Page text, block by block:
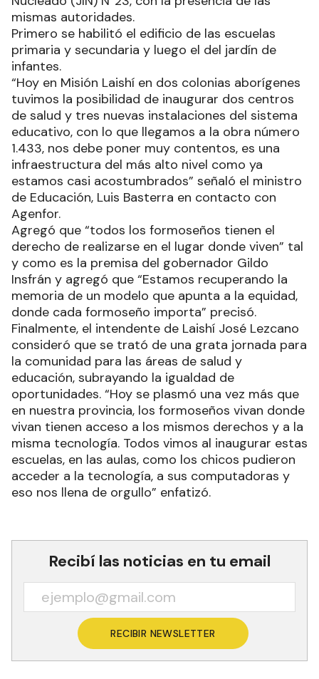
mismas autoridades.
Primero se habilitó el edificio de las escuelas
primaria y secundaria y luego el del jardín de
infantes.
“Hoy en Misión Laishí en dos colonias aborígenes
tuvimos la posibilidad de inaugurar dos centros
de salud y tres nuevas instalaciones del sistema
educativo, con lo que llegamos a la obra número
1.433, nos debe poner muy contentos, es una
infraestructura del más alto nivel como ya
estamos casi acostumbrados” señaló el ministro
de Educación, Luis Basterra en contacto con
Agenfor.
Agregó que “todos los formoseños tienen el
derecho de realizarse en el lugar donde viven” tal
y como es la premisa del gobernador Gildo
Insfrán y agregó que “Estamos recuperando la
memoria de un modelo que apunta a la equidad,
donde cada formoseño importa” precisó.
Finalmente, el intendente de Laishí José Lezcano
consideró que se trató de una grata jornada para
la comunidad para las áreas de salud y
educación, subrayando la igualdad de
oportunidades. “Hoy se plasmó una vez más que
en nuestra provincia, los formoseños vivan donde
vivan tienen acceso a los mismos derechos y a la
misma tecnología. Todos vimos al inaugurar estas
escuelas, en las aulas, como los chicos pudieron
acceder a la tecnología, a sus computadoras y
eso nos llena de orgullo” enfatizó.
Recibí las noticias en tu email
RECIBIR NEWSLETTER